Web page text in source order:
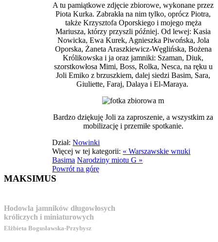
A tu pamiątkowe zdjęcie zbiorowe, wykonane przez
Piota Kurka. Zabrakła na nim tylko, oprócz Piotra,
także Krzysztofa Oporskiego i mojego męża
Mariusza, którzy przyszli później. Od lewej: Kasia
Nowicka, Ewa Kurek, Agnieszka Piwońska, Jola
Oporska, Żaneta Araszkiewicz-Węglińska, Bożena
Królikowska i ja oraz jamniki: Szaman, Diuk,
szorstkowłosa Mimi, Boss, Rolka, Nesca, na ręku u
Joli Emiko z brzuszkiem, dalej siedzi Basim, Sara,
Giuliette, Faraj, Dalaya i El-Maraya.
Bardzo dziękuję Joli za zaproszenie, a wszystkim za
mobilizację i przemiłe spotkanie.
Dział: Nowinki
Więcej w tej kategorii: « Warszawskie wnuki
Basima Narodziny miotu G »
Powrót na górę
MAKSIMUS
Hodowla jamników długowłosych
króliczych i miniaturowych
Elżbieta Bogusławska-Przybysz